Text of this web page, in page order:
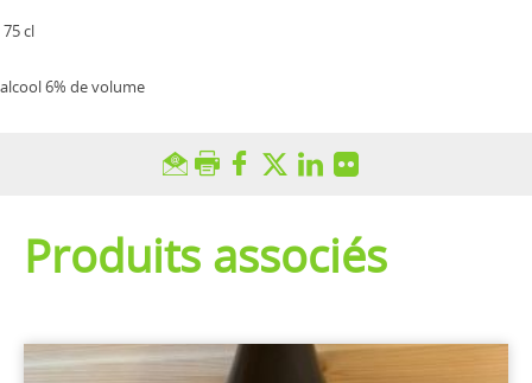
75 cl
alcool 6% de volume
Produits associés